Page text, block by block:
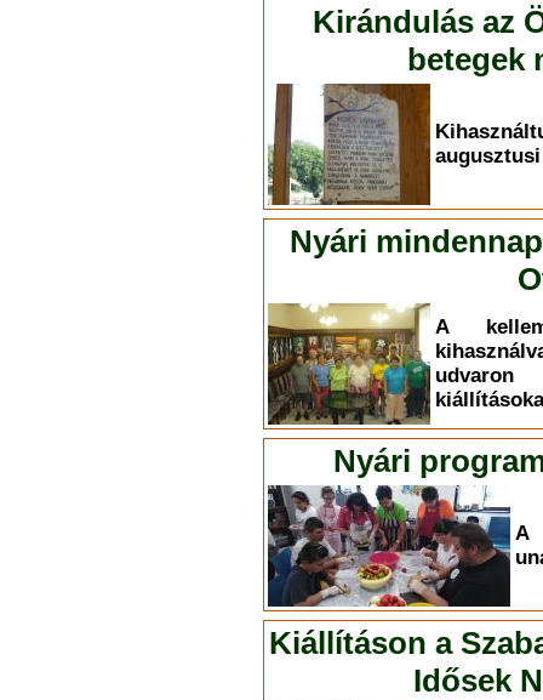
Kirándulás az
betegek
Nyári
A
Nyári
A
Kiállításon a
Idősek